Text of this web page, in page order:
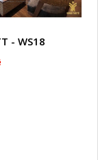
- WS18